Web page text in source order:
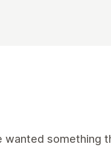
something